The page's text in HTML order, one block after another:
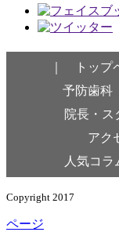
｜ トップ
予防歯科
院長・
アク
人気コ
Copyright 2017
ページ